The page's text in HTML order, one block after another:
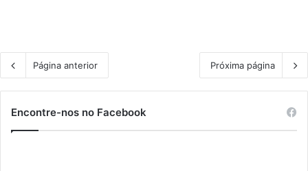
Página anterior Próxima página
Encontre-nos no Facebook